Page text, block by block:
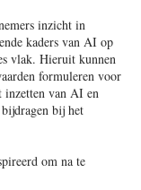
inzicht in
kaders van AI op
vlak. Hieruit kunnen
formuleren voor
inzetten van AI en
bij het
om na te